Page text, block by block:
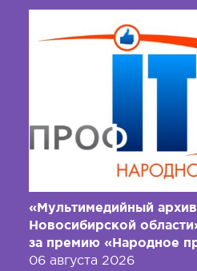
«Мультимедийный архив
Новосибирской
за премию «Народное
06 августа 2026